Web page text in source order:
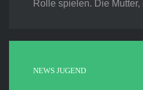
Rolle spielen. Die
NEWS JUGEND